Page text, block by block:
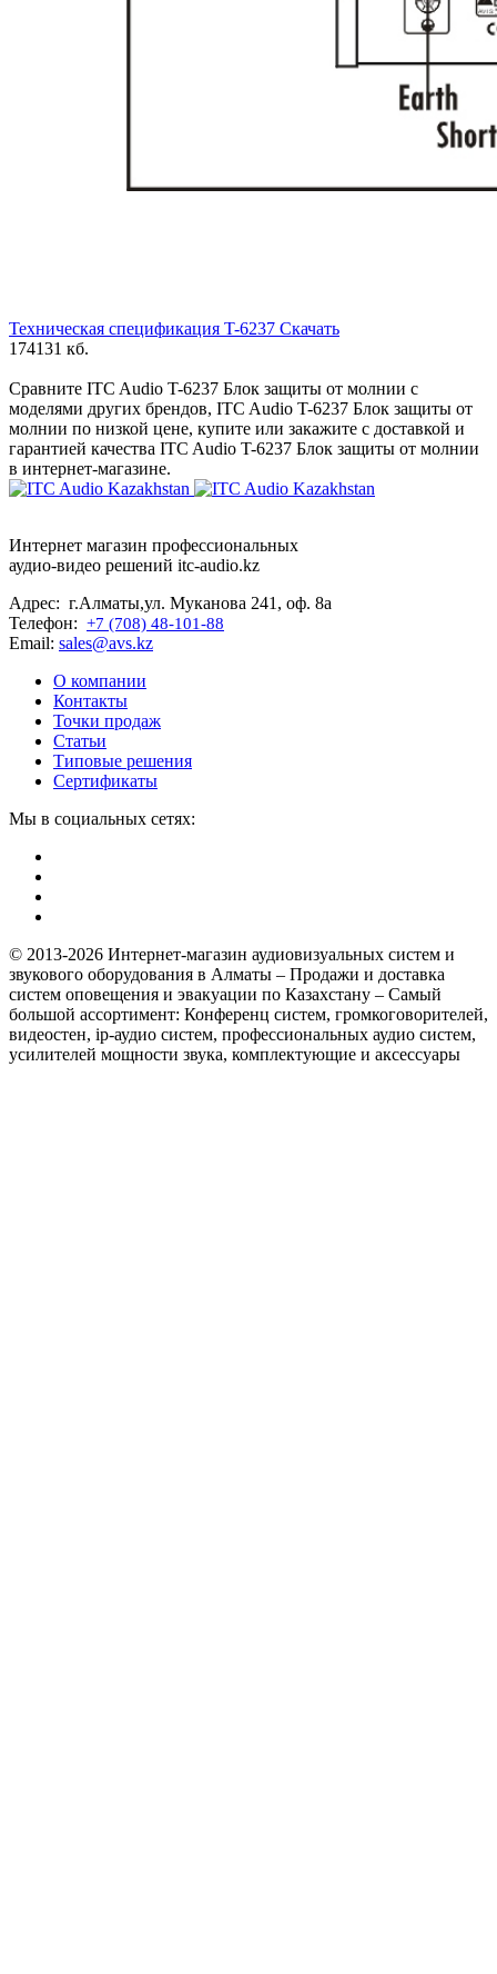
Техническая спецификация T-6237 Скачать
174131 кб.
Сравните ITC Audio T-6237 Блок защиты от молнии с
моделями других брендов, ITC Audio T-6237 Блок защиты от
молнии по низкой цене, купите или закажите с доставкой и
гарантией качества ITC Audio T-6237 Блок защиты от молнии
в интернет-магазине.
Интернет магазин профессиональных
аудио-видео решений itc-audio.kz
Адрес: г.Алматы,ул. Муканова 241, оф. 8а
Телефон: +7 (708) 48-101-88
Email: sales@avs.kz
О компании
Контакты
Точки продаж
Статьи
Типовые решения
Сертификаты
Мы в социальных сетях:
© 2013-2026 Интернет-магазин аудиовизуальных систем и
звукового оборудования в Алматы – Продажи и доставка
систем оповещения и эвакуации по Казахстану – Самый
большой ассортимент: Конференц систем, громкоговорителей,
видеостен, ip-аудио систем, профессиональных аудио систем,
усилителей мощности звука, комплектующие и аксессуары